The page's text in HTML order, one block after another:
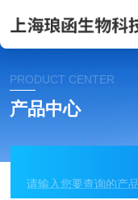
PRODUCT CENTER
产品中心